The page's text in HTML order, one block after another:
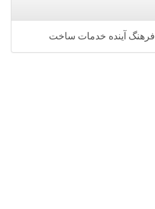
فرهنگ آینده خدمات ساخت